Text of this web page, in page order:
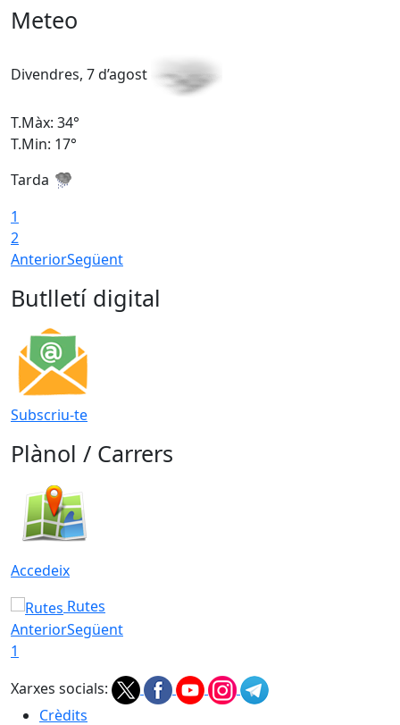
Meteo
Divendres, 7 d’agost
T.Màx: 34°
T.Min: 17°
Tarda
1
2
AnteriorSegüent
Butlletí digital
Subscriu-te
Plànol / Carrers
Accedeix
Rutes
AnteriorSegüent
1
Xarxes socials:
Crèdits